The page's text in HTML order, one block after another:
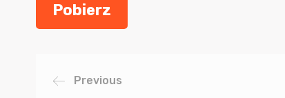
Pobierz
Previous